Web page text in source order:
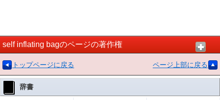
self inflating bagのページの著作権
トップページに戻る ページ上部に戻る
辞書